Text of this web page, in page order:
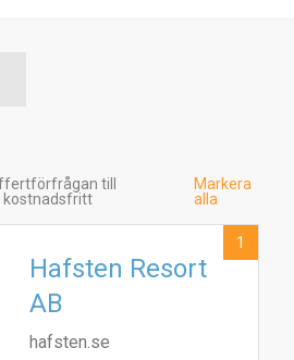
till
kostnadsfritt
Markera
alla
Hafsten Resort
AB
hafsten.se
1